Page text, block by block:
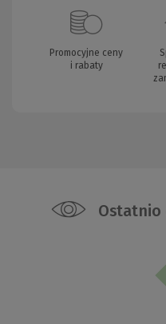
Promocyjne ceny
i rabaty